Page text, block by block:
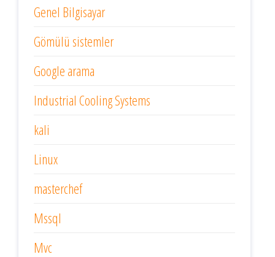
Genel Bilgisayar
Gömülü sistemler
Google arama
Industrial Cooling Systems
kali
Linux
masterchef
Mssql
Mvc